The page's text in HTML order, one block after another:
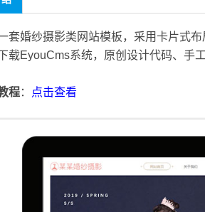
套婚纱摄影类网站模板，采用卡片式
载EyouCms系统，原创设计代码、手
程： 点击查看